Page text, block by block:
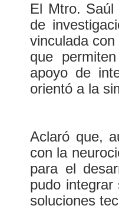
El Mtro.
de
vinculada
que
apoyo de
orientó a la
Aclaró que,
con la
para el
pudo
soluciones